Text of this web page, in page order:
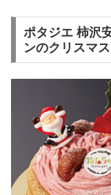
ポタジエ 柿沢
ンのクリスマ